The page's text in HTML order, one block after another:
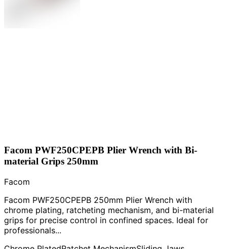
Facom PWF250CPEPB Plier Wrench with Bi-
material Grips 250mm
Facom
Facom PWF250CPEPB 250mm Plier Wrench with
chrome plating, ratcheting mechanism, and bi-material
grips for precise control in confined spaces. Ideal for
professionals...